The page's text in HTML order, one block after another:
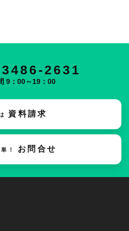
2631
9：00～19：00
資料請求
！ お問合せ